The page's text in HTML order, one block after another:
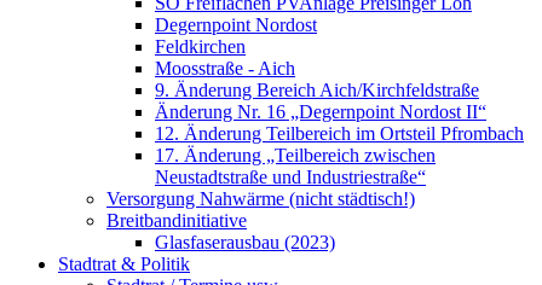
Degernpoint Nordost
Feldkirchen
Moosstraße - Aich
9. Änderung Bereich Aich/Kirchfeldstraße
Änderung Nr. 16 „Degernpoint Nordost II“
12. Änderung Teilbereich im Ortsteil Pfrombach
17. Änderung „Teilbereich zwischen
Neustadtstraße und Industriestraße“
Versorgung Nahwärme (nicht städtisch!)
Breitbandinitiative
Glasfaserausbau (2023)
Stadtrat & Politik